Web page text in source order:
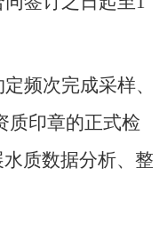
频次完成采样、
质印章的正式检
质数据分析、整